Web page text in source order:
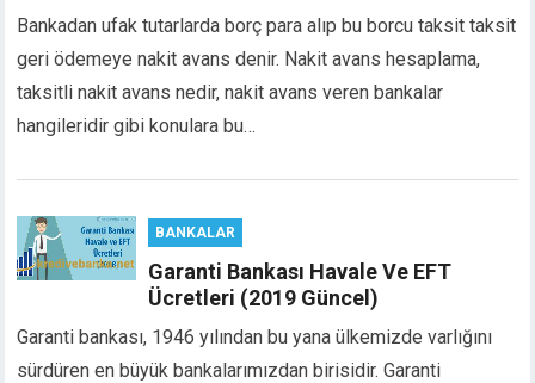
Panel
Panel
Panel
Oku
panel
panel
panel
Panel
Bankadan ufak tutarlarda borç para alıp bu borcu taksit taksit
geri ödemeye nakit avans denir. Nakit avans hesaplama,
taksitli nakit avans nedir, nakit avans veren bankalar
hangileridir gibi konulara bu…
BANKALAR
Garanti Bankası Havale Ve EFT
Ücretleri (2019 Güncel)
Garanti bankası, 1946 yılından bu yana ülkemizde varlığını
sürdüren en büyük bankalarımızdan birisidir. Garanti